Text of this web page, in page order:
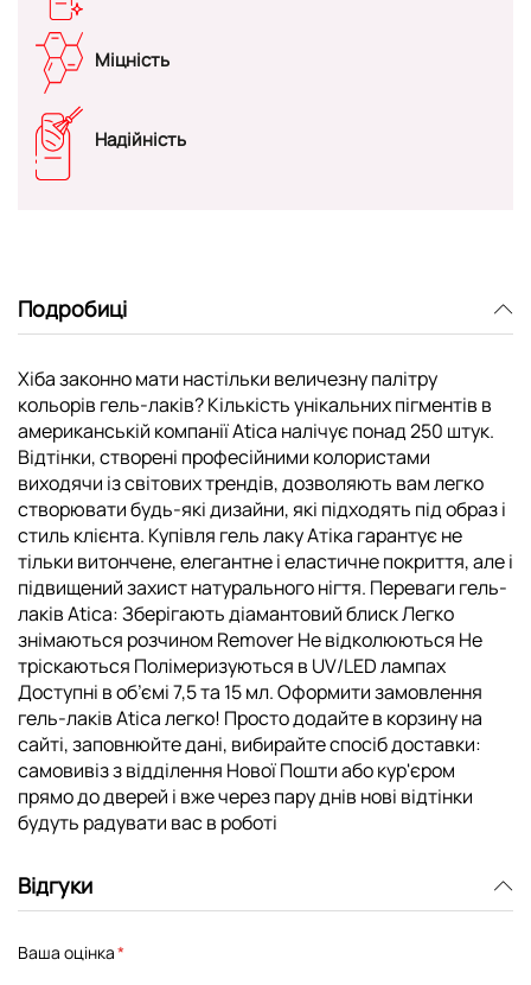
Міцність
Надійність
Подробиці
Хіба законно мати настільки величезну палітру
кольорів гель-лаків? Кількість унікальних пігментів в
американській компанії Atica налічує понад 250 штук.
Відтінки, створені професійними колористами
виходячи із світових трендів, дозволяють вам легко
створювати будь-які дизайни, які підходять під образ і
стиль клієнта. Купівля гель лаку Атіка гарантує не
тільки витончене, елегантне і еластичне покриття, але і
підвищений захист натурального нігтя. Переваги гель-
лаків Atica: Зберігають діамантовий блиск Легко
знімаються розчином Remover Не відколюються Не
тріскаються Полімеризуються в UV/LED лампах
Доступні в об’ємі 7,5 та 15 мл. Оформити замовлення
гель-лаків Atica легко! Просто додайте в корзину на
сайті, заповнюйте дані, вибирайте спосіб доставки:
самовивіз з відділення Нової Пошти або кур'єром
прямо до дверей і вже через пару днів нові відтінки
будуть радувати вас в роботі
Відгуки
Ваша оцінка